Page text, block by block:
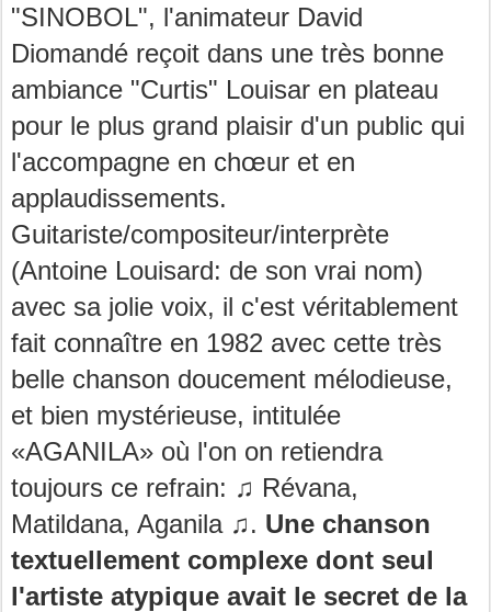
"SINOBOL", l'animateur David
Diomandé reçoit dans une très bonne
ambiance "Curtis" Louisar en plateau
pour le plus grand plaisir d'un public qui
l'accompagne en chœur et en
applaudissements.
Guitariste/compositeur/interprète
(Antoine Louisard: de son vrai nom)
avec sa jolie voix, il c'est véritablement
fait connaître en 1982 avec cette très
belle chanson doucement mélodieuse,
et bien mystérieuse, intitulée
«AGANILA» où l'on on retiendra
toujours ce refrain: ♫ Révana,
Matildana, Aganila ♫. Une chanson
textuellement complexe dont seul
l'artiste atypique avait le secret de la